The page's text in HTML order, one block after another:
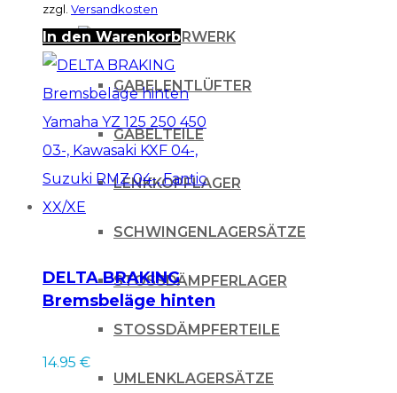
FAHRWERK
GABELENTLÜFTER
GABELTEILE
LENKKOPFLAGER
SCHWINGENLAGERSÄTZE
STOSSDÄMPFERLAGER
STOSSDÄMPFERTEILE
UMLENKLAGERSÄTZE
zzgl. Versandkosten
In den Warenkorb
DELTA BRAKING
Bremsbeläge hinten
Yamaha YZ 125 250
KXF 04-, Suzuki
14.95 €